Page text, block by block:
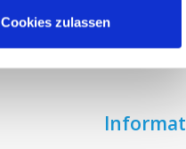
Cookies zulassen